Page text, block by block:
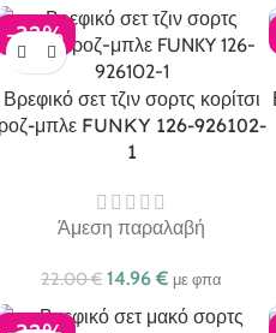
-32%
Βρεφικό σετ τζιν σορτς κορίτσι
μπλε FUNKY 126-926102-
1
Άμεση παραλαβή
22.00€ 14.96 € με φπα